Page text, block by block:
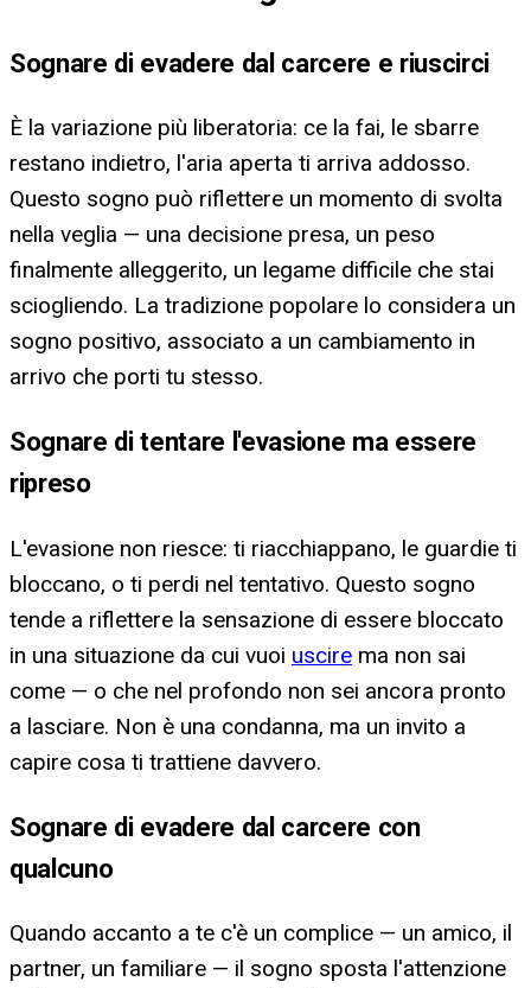
Sognare di evadere dal carcere e riuscirci
È la variazione più liberatoria: ce la fai, le sbarre
restano indietro, l'aria aperta ti arriva addosso.
Questo sogno può riflettere un momento di svolta
nella veglia — una decisione presa, un peso
finalmente alleggerito, un legame difficile che stai
sciogliendo. La tradizione popolare lo considera un
sogno positivo, associato a un cambiamento in
arrivo che porti tu stesso.
Sognare di tentare l'evasione ma essere
ripreso
L'evasione non riesce: ti riacchiappano, le guardie ti
bloccano, o ti perdi nel tentativo. Questo sogno
tende a riflettere la sensazione di essere bloccato
in una situazione da cui vuoi uscire ma non sai
come — o che nel profondo non sei ancora pronto
a lasciare. Non è una condanna, ma un invito a
capire cosa ti trattiene davvero.
Sognare di evadere dal carcere con
qualcuno
Quando accanto a te c'è un complice — un amico, il
partner, un familiare — il sogno sposta l'attenzione